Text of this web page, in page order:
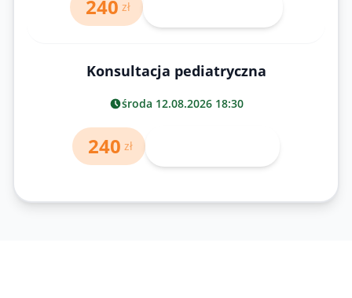
240 zł
Konsultacja pediatryczna
środa 12.08.2026 18:30
240 zł